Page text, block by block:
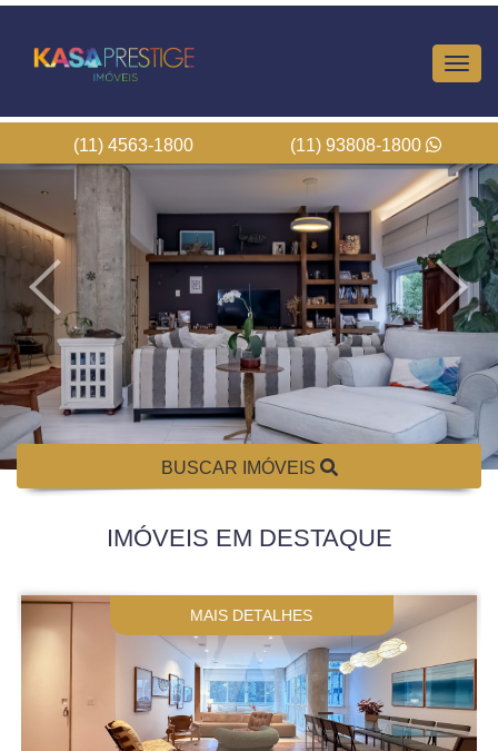
(11) 4563-1800 (11) 93808-1800
BUSCAR IMÓVEIS
IMÓVEIS EM DESTAQUE
MAIS DETALHES